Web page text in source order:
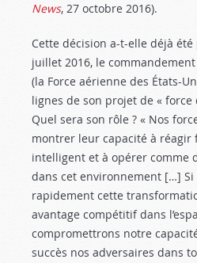
News, 27 octobre 2016).
Cette décision a-t-elle déjà été
juillet 2016, le
(la Force aérienne des États-
lignes de son projet de « force
Quel sera son rôle ? « Nos
montrer leur capacité à réagir
intelligent et à opérer comme
dans cet environnement […] Si
rapidement cette
avantage compétitif dans
compromettrons notre
succès nos adversaires dans